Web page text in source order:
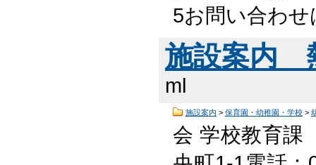
5お問い合わ
施設案内
ml
施設案内 > 保育園・幼稚園・学校>
会 学校教育